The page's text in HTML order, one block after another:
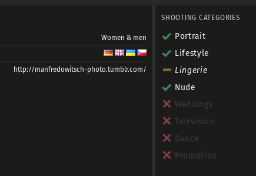
Women & men
http://manfredowitsch-photo.tumblr.com/
SHOOTING CATEGORIES
Portrait
Lifestyle
Lingerie
Nude
Weddings
Television
Dance
Promotion